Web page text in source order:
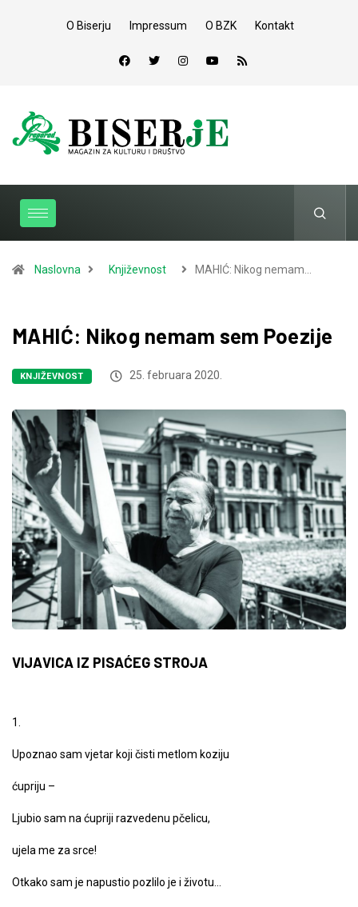
O Biserju Impressum O BZK Kontakt
Naslovna Književnost MAHIĆ: Nikog nemam…
MAHIĆ: Nikog nemam sem Poezije
KNJIŽEVNOST 25. februara 2020.
VIJAVICA IZ PISAĆEG STROJA
1.
Upoznao sam vjetar koji čisti metlom koziju
ćupriju –
Ljubio sam na ćupriji razvedenu pčelicu,
ujela me za srce!
Otkako sam je napustio pozlilo je i životu…